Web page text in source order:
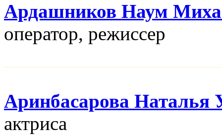
Ардашников Наум
оператор, режисcер
Аринбасарова Наталья
актриса